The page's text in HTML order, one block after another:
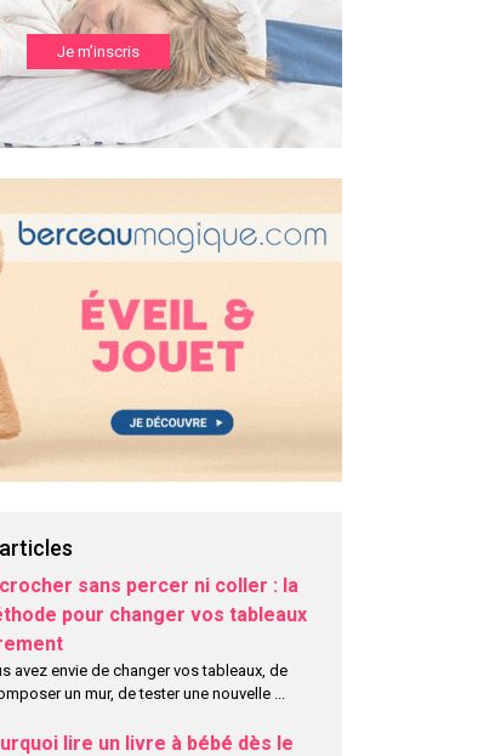
Je m’inscris
sans percer ni coller : la
pour changer vos tableaux
avez envie de changer vos tableaux, de
un mur, de tester une nouvelle ...
lire un livre à bébé dès le